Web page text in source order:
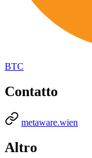
BTC
Contatto
metaware.wien
Altro